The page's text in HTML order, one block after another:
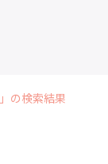
の検索結果